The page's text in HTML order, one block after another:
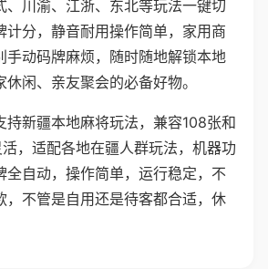
、川渝、江浙、东北等玩法一键切
计分，静音耐用操作简单，家用商
手动码牌麻烦，随时随地解锁本地
闲、亲友聚会的必备好物。
持新疆本地麻将玩法，兼容108张和
，适配各地在疆人群玩法，机器功
全自动，操作简单，运行稳定，不
，不管是自用还是待客都合适，休